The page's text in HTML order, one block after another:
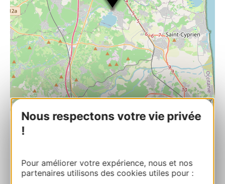
Nous respectons votre vie privée
!
Pour améliorer votre expérience, nous et nos
partenaires utilisons des cookies utiles pour :
OpenStreetMap contributors
DE-LA-RAHO